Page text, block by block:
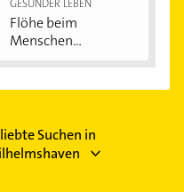
GESÜNDER LEBEN
Flöhe beim
Menschen
Suchen in